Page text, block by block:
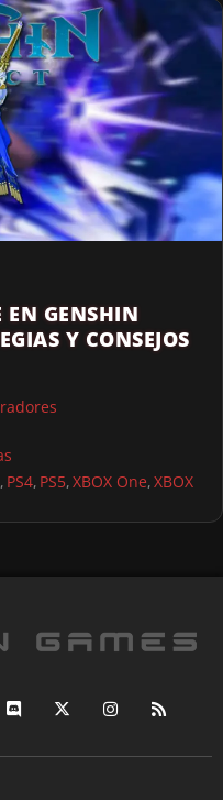
EN GENSHIN
Y CONSEJOS
, PS4, PS5,XBOX One,XBOX